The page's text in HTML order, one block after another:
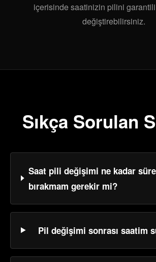
içerisinde saatinizin pilini
değiştirebilirsiniz.
Sıkça Sorulan
Saat pili değişimi ne kadar
bırakmam gerekir mi?
Pil değişimi sonrası saatim